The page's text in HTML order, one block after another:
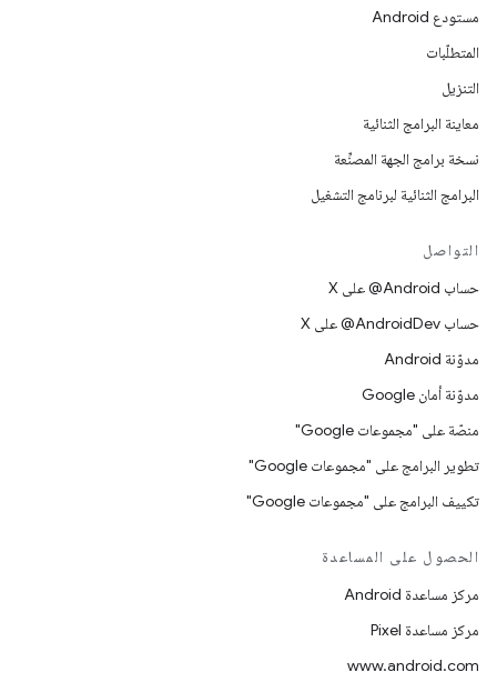
مستودع Android
المتطلّبات
التنزيل
معاينة البرامج الثنائية
نسخة برامج الجهة المصنِّعة
البرامج الثنائية لبرنامج التشغيل
التواصل
حساب ‎@Android على X
حساب ‎@AndroidDev على X
مدوّنة Android
مدوّنة أمان Google
منصّة على "مجموعات Google"
تطوير البرامج على "مجموعات Google"
تكييف البرامج على "مجموعات Google"
الحصول على المساعدة
مركز مساعدة Android
مركز مساعدة Pixel
www.android.com